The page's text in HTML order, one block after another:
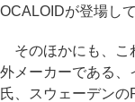
OCALOIDが登場し
そのほかにも、こ
外メーカーである、
氏、スウェーデン